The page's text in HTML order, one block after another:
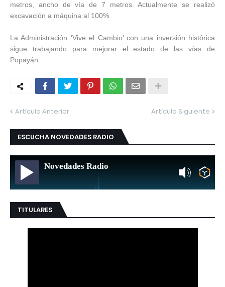
metros, ancho de vía de 7 metros. Actualmente se realizó
excavación a máquina al 100%.
La Administración ‘Vive el Cambio’ con una inversión histórica
sigue trabajando para mejorar el estado de las vías de
Popayán.
Artículo Anterior Artículo Siguiente
ESCUCHA NOVEDADES RADIO
Novedades Radio
TITULARES